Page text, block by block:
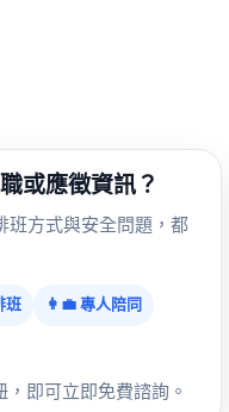
或應徵資訊？
班方式與安全問題，都
班 👩‍💼 專人陪同
，即可立即免費諮詢。